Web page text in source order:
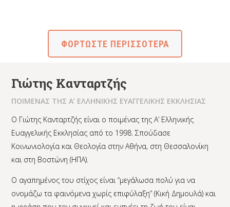
ΦΟΡΤΩΣΤΕ ΠΕΡΙΣΣΟΤΕΡΑ
Γιώτης Κανταρτζής
ΠΟΙΜΕΝΑΣ ΤΗΣ Α’ ΕΛΛΗΝΙΚΗΣ ΕΥΑΓΓΕΛΙΚΗΣ ΕΚΚΛΗΣΙΑΣ
Ο Γιώτης Κανταρτζής είναι ο ποιμένας της Α’ Ελληνικής
Ευαγγελικής Εκκλησίας από το 1998. Σπούδασε
Κοινωνιολογία και Θεολογία στην Αθήνα, στη Θεσσαλονίκη
και στη Βοστώνη (ΗΠΑ).
Ο αγαπημένος του στίχος είναι “μεγάλωσα πολύ για να
ονομάζω τα φαινόμενα χωρίς επιφύλαξη” (Κική Δημουλά) και